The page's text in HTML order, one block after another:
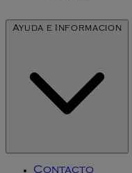
Ayuda e Informacion
Contacto